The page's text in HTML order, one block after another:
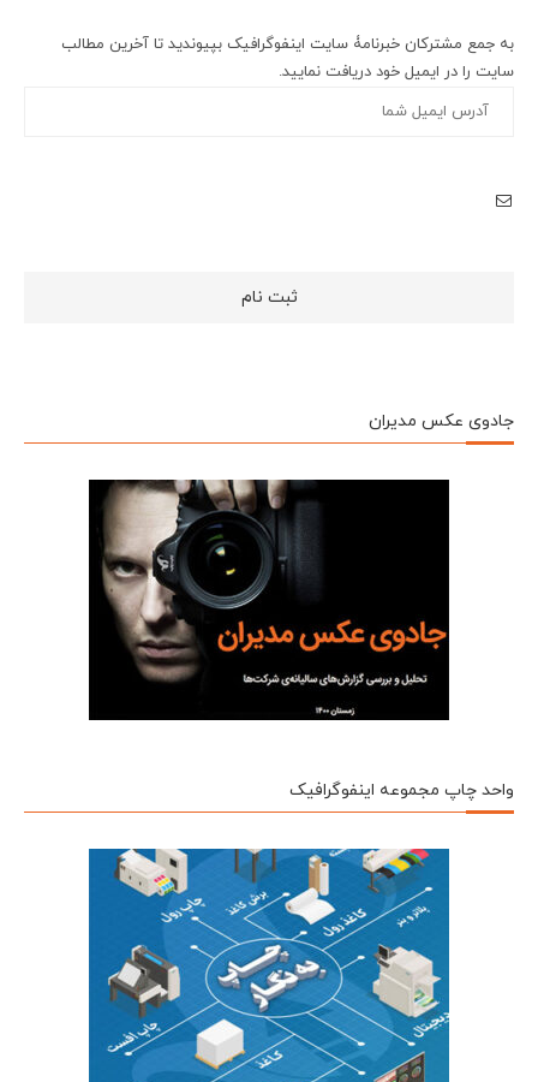
به جمع مشترکان خبرنامۀ سایت اینفوگرافیک بپیوندید تا آخرین مطالب
سایت را در ایمیل خود دریافت نمایید.
جادوی عکس مدیران
واحد چاپ مجموعه اینفوگرافیک